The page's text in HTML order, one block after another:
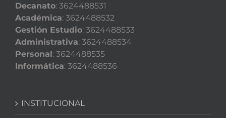
Decanato: 3624488531
Académica: 3624488532
Gestión Estudio: 3624488533
Administrativa: 3624488534
Personal: 3624488535
Informática: 3624488536
INSTITUCIONAL